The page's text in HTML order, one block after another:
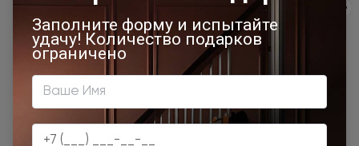
Экологичность Сервис